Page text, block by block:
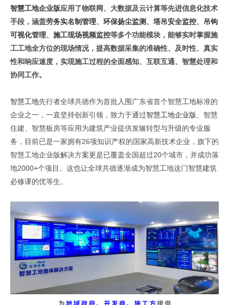
智慧工地企业版应用了物联网、大数据及云计算等先进信息化技术
手段，涵盖劳务实名制管理、 环保扬尘监测、 塔吊安全监控、 吊钩
可视化管理、 施工现场视频监控等多个功能模块，能够实时掌握施
工工地全方位的现场情况，提高数据采集的准确性、及时性、真实
性和响应速度，实现施工过程的全面感知、互联互通、智慧处理和
协同工作。
智慧工地先行者全球共德作为首批入围广东省首个智慧工地标准的
企业之一，一直坚持创新引领，致力于通过智慧工地企业版 、智慧
住建、智慧板房等应用为建筑产业提供发辗转型与升级的专业服
务，目前已是一家拥有26项知识产权的国家高新技术企业，旗下的
智慧工地企业版解决方案更是已覆盖全国超过20个城市，并成功落
地2000+个项目。这也让全球共德逐渐成为智慧工地这门智慧建筑
必修课的优等生。